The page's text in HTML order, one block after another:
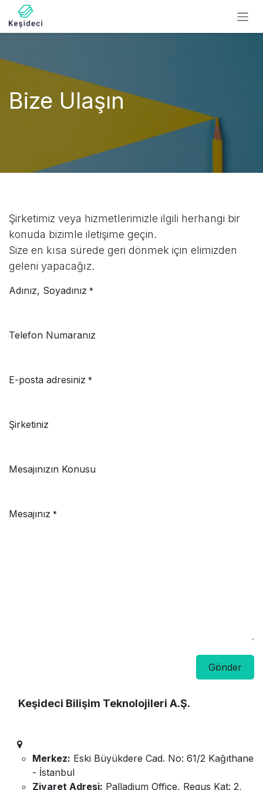
İçereği Atla
Bize Ulaşın
Şirketimiz veya hizmetlerimizle ilgili herhangi bir
konuda bizimle iletişime geçin.
Size en kısa sürede geri dönmek için elimizden
geleni yapacağız.
Adınız, Soyadınız *
Telefon Numaranız
E-posta adresiniz *
Şirketiniz
Mesajınızın Konusu
Mesajınız *
Gönder
Keşideci Bilişim Teknolojileri A.Ş.
Merkez: Eski Büyükdere Cad. No: 61/2 Kağıthane
- İstanbul
Ziyaret Adresi: Palladium Office, Regus Kat: 2,